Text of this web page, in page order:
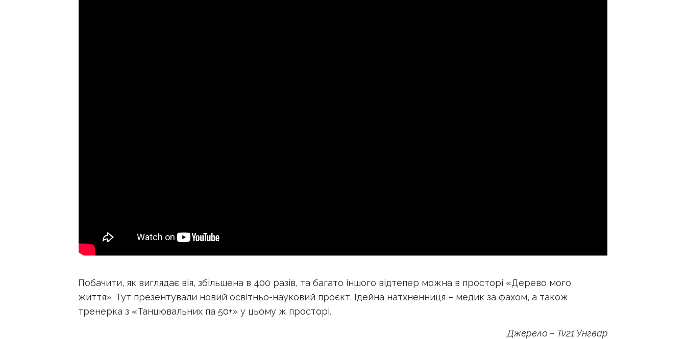
Побачити, як виглядає вія, збільшена в 400 разів, та багато іншого відтепер можна в просторі «Дерево мого
життя». Тут презентували новий освітньо-науковий проєкт. Ідейна натхненниця – медик за фахом, а також
тренерка з «Танцювальних па 50+» у цьому ж просторі.
Джерело – Tv21 Унгвар